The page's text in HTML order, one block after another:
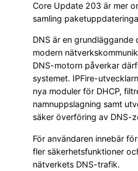
Core Update 203 är mer
samling
DNS är en grundläggande
modern
DNS-motorn påverkar
systemet. IPFire-
nya moduler för DHCP,
namnuppslagning samt
säker överföring av DNS-
För användaren innebär
fler säkerhetsfunktioner
nätverkets DNS-trafik.